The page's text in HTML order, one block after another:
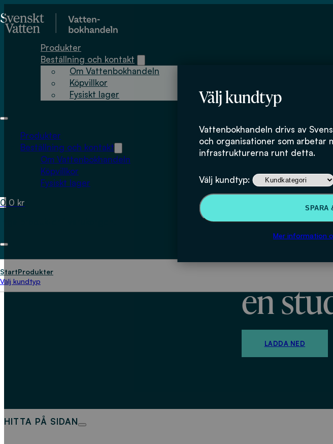
Välj kundtyp
Vattenbokhandeln drivs av
och organisationer som arbetar
infrastrukturerna runt detta.
Välj kundtyp:
SPARA
Mer information
Produkter
Beställning och kontakt
Om Vattenbokhandeln
Köpvillkor
Fysiskt lager
Produkter
Beställning och kontakt
Om Vattenbokhandeln
Köpvillkor
Fysiskt lager
0 0 kr
StartProdukter
Välj kundtyp
en
LADDA NED
HITTA PÅ SIDAN